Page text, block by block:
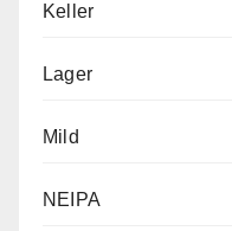
Keller
Lager
Mild
NEIPA